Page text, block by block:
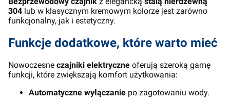
304 lub w klasycznym kremowym kolorze jest zarówno
funkcjonalny, jak i estetyczny.
Funkcje dodatkowe, które warto mieć
Nowoczesne czajniki elektryczne oferują szeroką gamę
funkcji, które zwiększają komfort użytkowania:
Automatyczne wyłączanie po zagotowaniu wody.